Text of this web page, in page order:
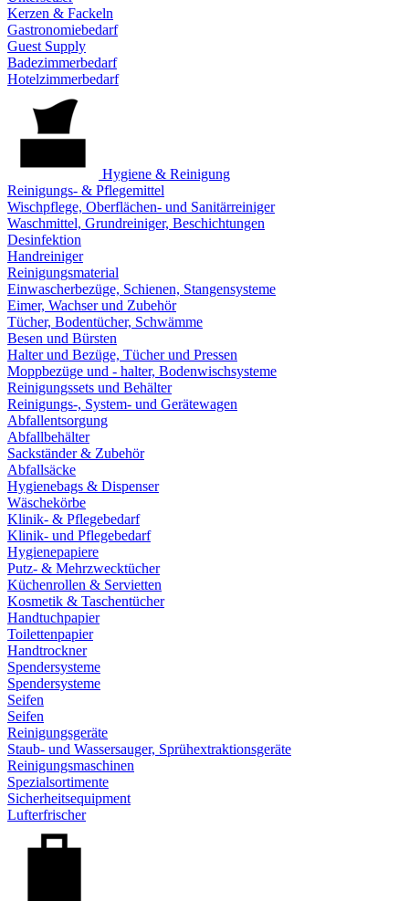
Kerzen & Fackeln
Gastronomiebedarf
Guest Supply
Badezimmerbedarf
Hotelzimmerbedarf
Hygiene & Reinigung
Reinigungs- & Pflegemittel
Wischpflege, Oberflächen- und Sanitärreiniger
Waschmittel, Grundreiniger, Beschichtungen
Desinfektion
Handreiniger
Reinigungsmaterial
Einwascherbezüge, Schienen, Stangensysteme
Eimer, Wachser und Zubehör
Tücher, Bodentücher, Schwämme
Besen und Bürsten
Halter und Bezüge, Tücher und Pressen
Moppbezüge und - halter, Bodenwischsysteme
Reinigungssets und Behälter
Reinigungs-, System- und Gerätewagen
Abfallentsorgung
Abfallbehälter
Sackständer & Zubehör
Abfallsäcke
Hygienebags & Dispenser
Wäschekörbe
Klinik- & Pflegebedarf
Klinik- und Pflegebedarf
Hygienepapiere
Putz- & Mehrzwecktücher
Küchenrollen & Servietten
Kosmetik & Taschentücher
Handtuchpapier
Toilettenpapier
Handtrockner
Spendersysteme
Spendersysteme
Seifen
Seifen
Reinigungsgeräte
Staub- und Wassersauger, Sprühextraktionsgeräte
Reinigungsmaschinen
Spezialsortimente
Sicherheitsequipment
Lufterfrischer